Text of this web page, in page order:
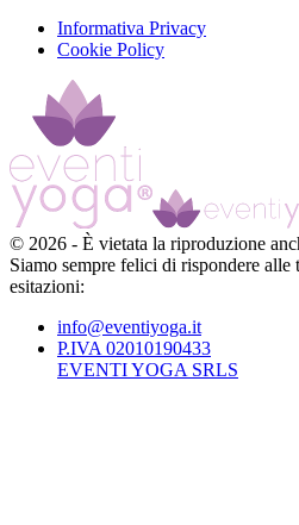
Informativa Privacy
Cookie Policy
© 2026 - È vietata la riproduzione
Siamo sempre felici di rispondere alle
esitazioni:
info@eventiyoga.it
P.IVA 02010190433
EVENTI YOGA SRLS